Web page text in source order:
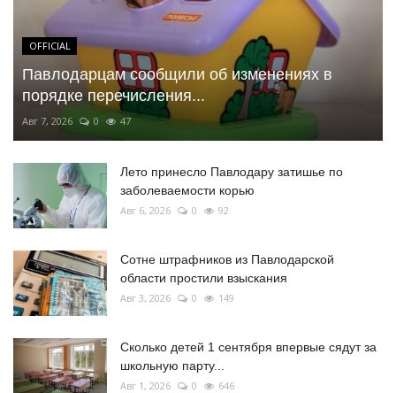
OFFICIAL
Павлодарцам сообщили об изменениях в
порядке перечисления...
Авг 7, 2026 0 47
Лето принесло Павлодару затишье по
заболеваемости корью
Авг 6, 2026 0 92
Сотне штрафников из Павлодарской
области простили взыскания
Авг 3, 2026 0 149
Сколько детей 1 сентября впервые сядут за
школьную парту...
Авг 1, 2026 0 646